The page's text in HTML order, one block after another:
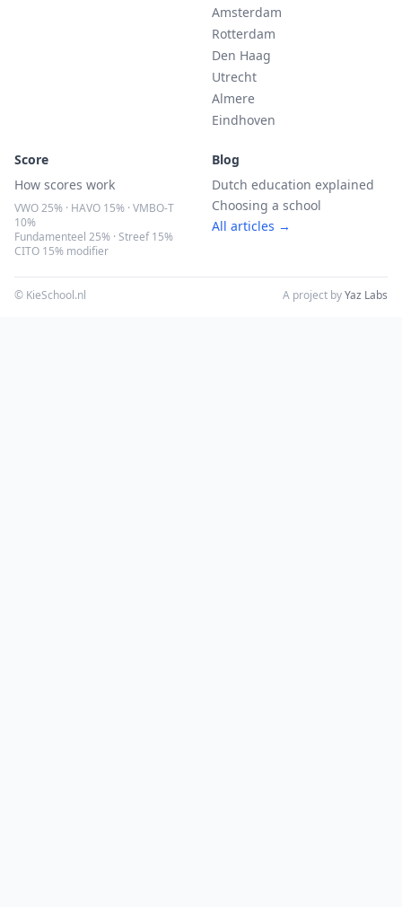
Amsterdam
Rotterdam
Den Haag
Utrecht
Almere
Eindhoven
Score
How scores work
VWO 25% · HAVO 15% · VMBO-T
10%
Fundamenteel 25% · Streef 15%
CITO 15% modifier
Blog
Dutch education explained
Choosing a school
All articles →
© KieSchool.nl A project byYaz Labs